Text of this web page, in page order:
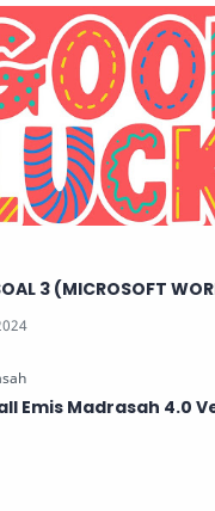
3 (MICROSOFT
Emis Madrasah 4.0